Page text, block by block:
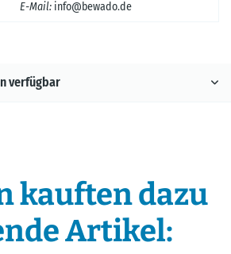
E-Mail: info@bewado.de
verfügbar
kauften dazu
Artikel: